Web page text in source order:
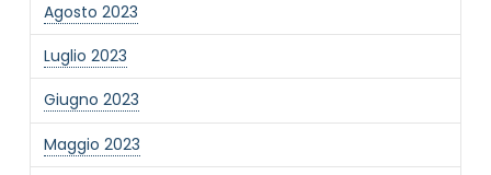
Agosto 2023
Luglio 2023
Giugno 2023
Maggio 2023